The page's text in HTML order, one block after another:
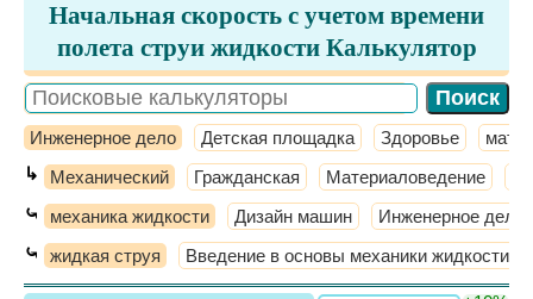
Начальная скорость с учетом времени
полета струи жидкости Калькулятор
Инженерное дело Детская площадка Здоровье
↳ Механический Гражданская Материаловедение
⤿ механика жидкости Дизайн машин Инженерное дело
⤿ жидкая струя Введение в основы механики жидкости